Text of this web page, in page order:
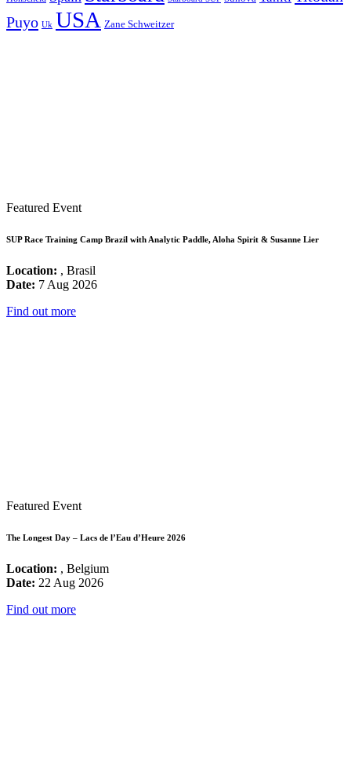
Puyo Uk USA Zane Schweitzer
Featured Event
SUP Race Training Camp Brazil with Analytic Paddle, Aloha Spirit & Susanne Lier
Location: , Brasil
Date: 7 Aug 2026
Find out more
Featured Event
The Longest Day – Lacs de l’Eau d’Heure 2026
Location: , Belgium
Date: 22 Aug 2026
Find out more